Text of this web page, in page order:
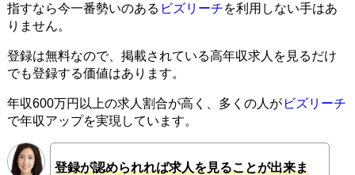
指すなら今一番勢いのある ビズリーチを利用しない手はあ
りません。
登録は無料なので、掲載されている高年収求人を見るだけ
でも登録する価値はあります。
年収600万円以上の求人割合が高く、多くの人が ビズリーチ
で年収アップを実現しています。
登録が認められれば求人を見ることが出来ま